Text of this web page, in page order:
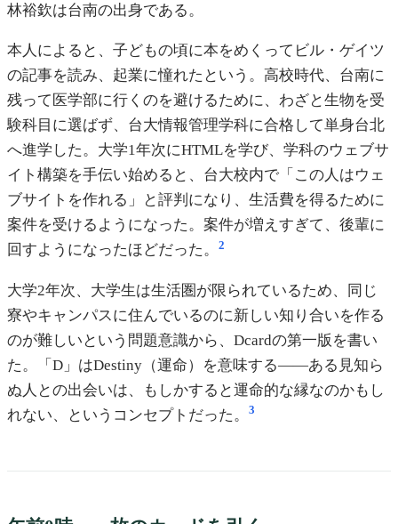
林裕欽は台南の出身である。
本人によると、子どもの頃に本をめくってビル・ゲイツ
の記事を読み、起業に憧れたという。高校時代、台南に
残って医学部に行くのを避けるために、わざと生物を受
験科目に選ばず、台大情報管理学科に合格して単身台北
へ進学した。大学1年次にHTMLを学び、学科のウェブサ
イト構築を手伝い始めると、台大校内で「この人はウェ
ブサイトを作れる」と評判になり、生活費を得るために
案件を受けるようになった。案件が増えすぎて、後輩に
回すようになったほどだった。
2
大学2年次、大学生は生活圏が限られているため、同じ
寮やキャンパスに住んでいるのに新しい知り合いを作る
のが難しいという問題意識から、Dcardの第一版を書い
た。「D」はDestiny（運命）を意味する——ある見知ら
ぬ人との出会いは、もしかすると運命的な縁なのかもし
れない、というコンセプトだった。
3